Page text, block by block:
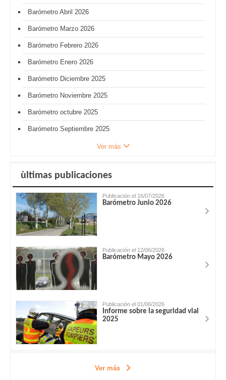
Barómetro Abril 2026
Barómetro Marzo 2026
Barómetro Febrero 2026
Barómetro Enero 2026
Barómetro Diciembre 2025
Barómetro Noviembre 2025
Barómetro octubre 2025
Barómetro Septiembre 2025
Ver más
ùltimas publicaciones
Publicación el 16/07/2026
Barómetro Junio 2026
Publicación el 12/06/2026
Barómetro Mayo 2026
Publicación el 01/06/2026
Informe sobre la seguridad vial
2025
Ver más